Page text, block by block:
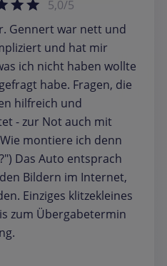
5,0/5
Gennert war nett und
und hat mir
ich nicht haben wollte
habe. Fragen, die
hilfreich und
- zur Not auch mit
montiere ich denn
Das Auto entsprach
Bildern im Internet,
Einziges klitzekleines
zum Übergabetermin